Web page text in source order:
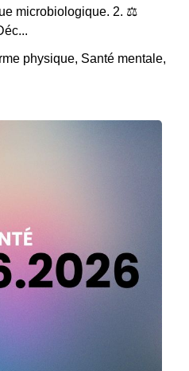
microbiologique. 2. ⚖️
physique, Santé mentale,